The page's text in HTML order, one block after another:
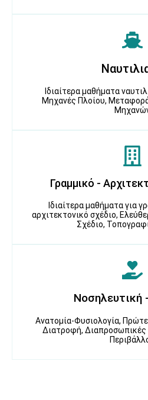
Ιδιαίτερα μαθήματα
Μηχανές Πλοίου,
Γραμμικό -
Ιδιαίτερα μαθήματα για
αρχιτεκτονικό σχέδιο,
Σχέδιο,
Νοσηλευτική
Ανατομία-Φυσιολογία,
Διατροφή, Διαπροσωπικές